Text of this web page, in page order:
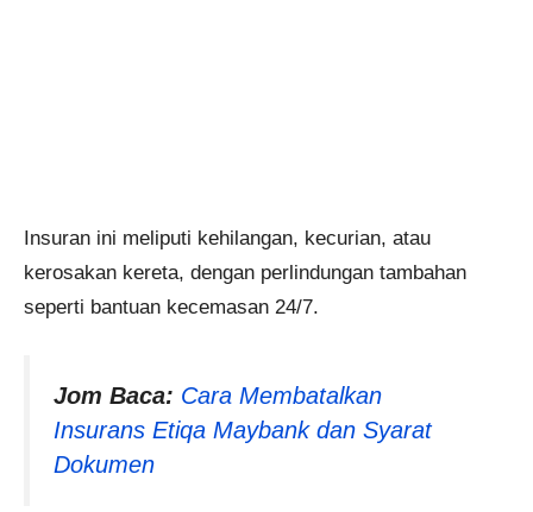
Insuran ini meliputi kehilangan, kecurian, atau
kerosakan kereta, dengan perlindungan tambahan
seperti bantuan kecemasan 24/7​​​​.
Jom Baca: Cara Membatalkan
Insurans Etiqa Maybank dan Syarat
Dokumen